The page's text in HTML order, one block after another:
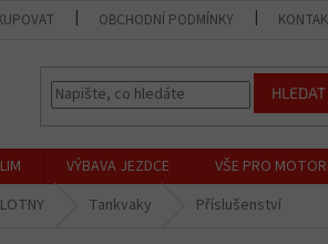
OBCHODNÍ PODMÍNKY
HLEDAT
VÝBAVA JEZDCE VŠE PRO
Tankvaky Příslušenství